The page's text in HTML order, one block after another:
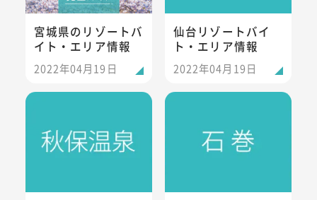
宮城県のリゾートバ
イト・エリア情報
2022年04月19日
仙台リゾートバイ
ト・エリア情報
2022年04月19日
秋保温泉のリゾートバイト・エリア情報石巻のリゾートバイト・エリア